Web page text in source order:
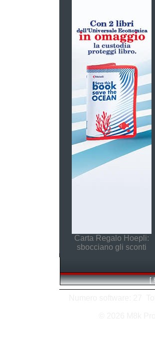
Carta Regalo Hoepli:
sbocciano gli sconti
[